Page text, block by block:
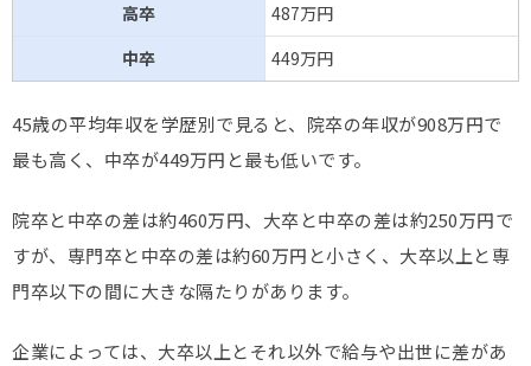
高卒
487万円
中卒
449万円
45歳の平均年収を学歴別で見ると、院卒の年収が908万円で
最も高く、中卒が449万円と最も低いです。
院卒と中卒の差は約460万円、大卒と中卒の差は約250万円で
すが、専門卒と中卒の差は約60万円と小さく、大卒以上と専
門卒以下の間に大きな隔たりがあります。
企業によっては、大卒以上とそれ以外で給与や出世に差があ